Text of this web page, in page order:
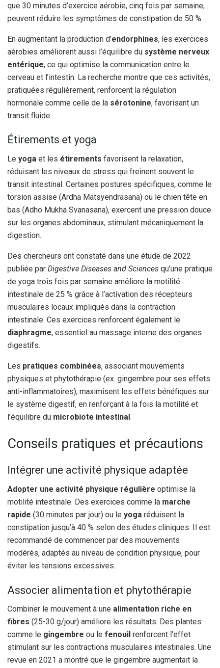
que 30 minutes d’exercice aérobie, cinq fois par semaine,
peuvent réduire les symptômes de constipation de 50 %.
En augmentant la production d’endorphines, les exercices
aérobies améliorent aussi l’équilibre du système nerveux
entérique, ce qui optimise la communication entre le
cerveau et l’intestin. La recherche montre que ces activités,
pratiquées régulièrement, renforcent la régulation
hormonale comme celle de la sérotonine, favorisant un
transit fluide.
Étirements et yoga
Le yoga et les étirements favorisent la relaxation,
réduisant les niveaux de stress qui freinent souvent le
transit intestinal. Certaines postures spécifiques, comme le
torsion assise (Ardha Matsyendrasana) ou le chien tête en
bas (Adho Mukha Svanasana), exercent une pression douce
sur les organes abdominaux, stimulant mécaniquement la
digestion.
Des chercheurs ont constaté dans une étude de 2022
publiée par Digestive Diseases and Sciences qu’une pratique
de yoga trois fois par semaine améliore la motilité
intestinale de 25 % grâce à l’activation des récepteurs
musculaires locaux impliqués dans la contraction
intestinale. Ces exercices renforcent également le
diaphragme, essentiel au massage interne des organes
digestifs.
Les pratiques combinées, associant mouvements
physiques et phytothérapie (ex. gingembre pour ses effets
anti-inflammatoires), maximisent les effets bénéfiques sur
le système digestif, en renforçant à la fois la motilité et
l’équilibre du microbiote intestinal.
Conseils pratiques et précautions
Intégrer une activité physique adaptée
Adopter une activité physique régulière optimise la
motilité intestinale. Des exercices comme la marche
rapide (30 minutes par jour) ou le yoga réduisent la
constipation jusqu’à 40 % selon des études cliniques. Il est
recommandé de commencer par des mouvements
modérés, adaptés au niveau de condition physique, pour
éviter les tensions excessives.
Associer alimentation et phytothérapie
Combiner le mouvement à une alimentation riche en
fibres (25-30 g/jour) améliore les résultats. Des plantes
comme le gingembre ou le fenouil renforcent l’effet
stimulant sur les contractions musculaires intestinales. Une
revue en 2021 a montré que le gingembre augmentait la